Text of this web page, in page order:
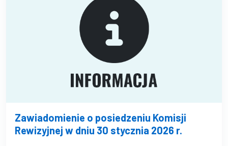
Zawiadomienie o posiedzeniu Komisji
Rewizyjnej w dniu 30 stycznia 2026 r.